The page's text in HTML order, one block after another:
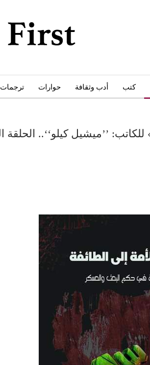
كتب أدب وثقافة حوارات ترجمات
’’ميشيل كيلو‘‘.. الحلقة
السوريّة بشأن التحديات الصّهيونيّة
تنتظر أفعالاً
أنت لا تجني من الشوك العنب!